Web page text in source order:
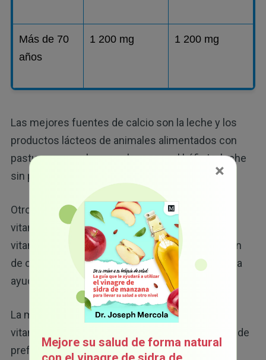
Más de 70
años
1 200 mg 1 200 mg
Las mejores fuentes de calcio son la leche y los
productos lácteos de animales alimentados con
pastura, como el yogur, el queso y el kéfir. La leche
sin pasteurizar es otra gran opción.
Otro factor esencial es mejorar sus niveles de
vitamina D. Los estudios han demostrado que la
vitamina D influye en gran medida en la absorción
de calcio, y aumentar los niveles de esta vitamina
ayuda a mejorar la densidad mineral ósea.
La mejor manera de aumentar los niveles de
vitamina D es exponerse de forma regular al sol, de
preferencia durante el mediodía solar, que es
×
Mejore su salud de forma natural